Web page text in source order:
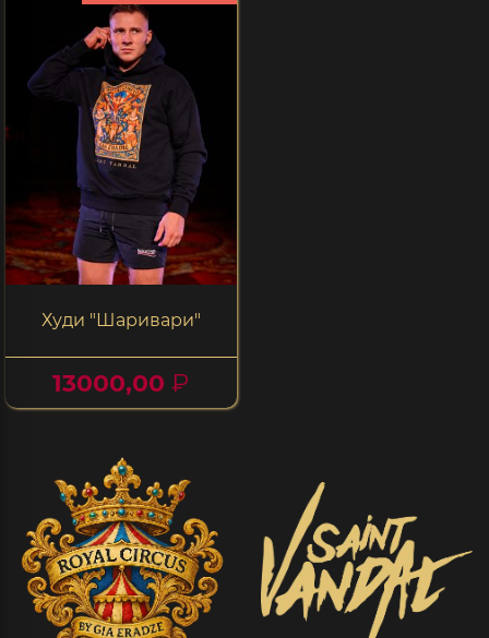
Худи "Шаривари"
13000,00₽